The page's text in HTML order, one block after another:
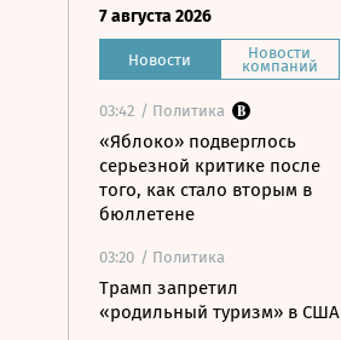
7 августа 2026
Новости Новости
компаний
03:42 / Политика
«Яблоко» подверглось
серьезной критике после
того, как стало вторым в
бюллетене
03:20 / Политика
Трамп запретил
«родильный туризм» в США